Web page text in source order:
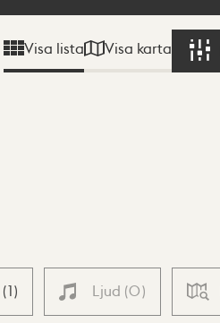
Visa lista Visa karta
(1) Ljud (0)